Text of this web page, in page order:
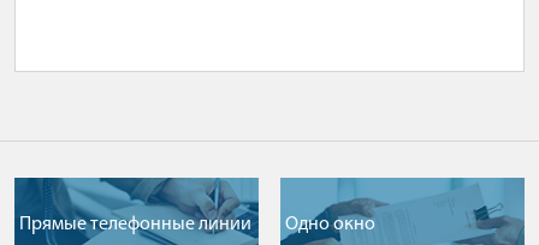
Прямые телефонные линии Одно окно